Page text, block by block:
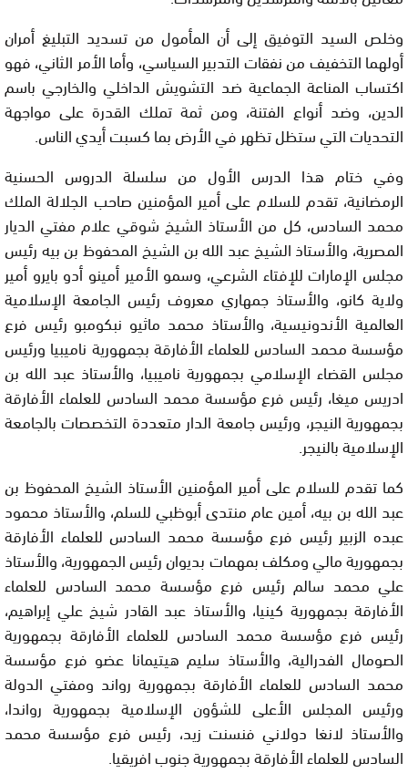
وخلص السيد التوفيق إلى أن المأمول من تسديد التبليغ أمران
أولهما التخفيف من نفقات التدبير السياسي، وأما الأمر الثاني، فهو
اكتساب المناعة الجماعية ضد التشويش الداخلي والخارجي باسم
الدين، وضد أنواع الفتنة، ومن ثمة تملك القدرة على مواجهة
التحديات التي ستظل تظهر في الأرض بما كسبت أيدي الناس.
وفي ختام هذا الدرس الأول من سلسلة الدروس الحسنية
الرمضانية، تقدم للسلام على أمير المؤمنين صاحب الجلالة الملك
محمد السادس، كل من الأستاذ الشيخ شوقي علام مفتي الديار
المصرية، والأستاذ الشيخ عبد الله بن الشيخ المحفوظ بن بيه رئيس
مجلس الإمارات للإفتاء الشرعي، وسمو الأمير أمينو أدو بايرو أمير
ولاية كانو، والأستاذ جمهاري معروف رئيس الجامعة الإسلامية
العالمية الأندونيسية، والأستاذ محمد ماثيو نبكومبو رئيس فرع
مؤسسة محمد السادس للعلماء الأفارقة بجمهورية ناميبيا ورئيس
مجلس القضاء الإسلامي بجمهورية ناميبيا، والأستاذ عبد الله بن
ادريس ميغا، رئيس فرع مؤسسة محمد السادس للعلماء الأفارقة
بجمهورية النيجر، ورئيس جامعة الدار متعددة التخصصات بالجامعة
الإسلامية بالنيجر.
كما تقدم للسلام على أمير المؤمنين الأستاذ الشيخ المحفوظ بن
عبد الله بن بيه، أمين عام منتدى أبوظبي للسلم، والأستاذ محمود
عبده الزبير رئيس فرع مؤسسة محمد السادس للعلماء الأفارقة
بجمهورية مالي ومكلف بمهمات بديوان رئيس الجمهورية، والأستاذ
علي محمد سالم رئيس فرع مؤسسة محمد السادس للعلماء
الأفارقة بجمهورية كينيا، والأستاذ عبد القادر شيخ علي إبراهيم،
رئيس فرع مؤسسة محمد السادس للعلماء الأفارقة بجمهورية
الصومال الفدرالية، والأستاذ سليم هيتيمانا عضو فرع مؤسسة
محمد السادس للعلماء الأفارقة بجمهورية رواند ومفتي الدولة
ورئيس المجلس الأعلى للشؤون الإسلامية بجمهورية رواندا،
والأستاذ لانغا دولاني فنسنت زيد، رئيس فرع مؤسسة محمد
السادس للعلماء الأفارقة بجمهورية جنوب افريقيا.